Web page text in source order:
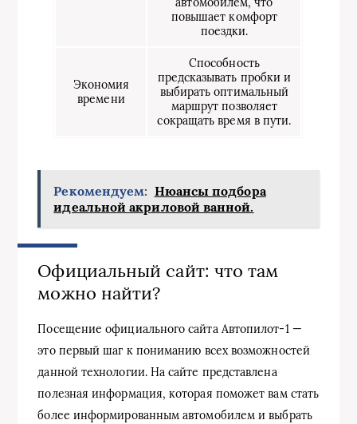
повышает комфорт
поездки.
Экономия
времени
Способность
предсказывать пробки и
выбирать оптимальный
маршрут позволяет
сокращать время в пути.
Рекомендуем: Нюансы подбора
идеальной акриловой ванной.
Официальный сайт: что там
можно найти?
Посещение официального сайта Автопилот-1 —
это первый шаг к пониманию всех возможностей
данной технологии. На сайте представлена
полезная информация, которая поможет вам стать
более информированным автомобилем и выбрать